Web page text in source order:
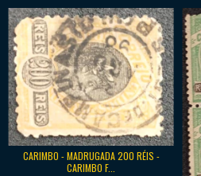
CARIMBO - MADRUGADA 200 RÉIS -
CARIMBO F...